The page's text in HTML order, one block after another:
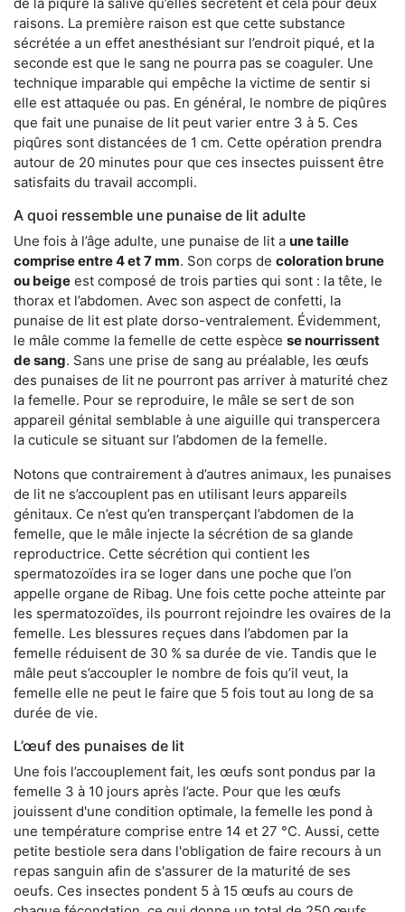
raisons. La première raison est que cette substance
sécrétée a un effet anesthésiant sur l’endroit piqué, et la
seconde est que le sang ne pourra pas se coaguler. Une
technique imparable qui empêche la victime de sentir si
elle est attaquée ou pas. En général, le nombre de piqûres
que fait une punaise de lit peut varier entre 3 à 5. Ces
piqûres sont distancées de 1 cm. Cette opération prendra
autour de 20 minutes pour que ces insectes puissent être
satisfaits du travail accompli.
A quoi ressemble une punaise de lit adulte
Une fois à l’âge adulte, une punaise de lit a une taille
comprise entre 4 et 7 mm. Son corps de coloration brune
ou beige est composé de trois parties qui sont : la tête, le
thorax et l’abdomen. Avec son aspect de confetti, la
punaise de lit est plate dorso-ventralement. Évidemment,
le mâle comme la femelle de cette espèce se nourrissent
de sang. Sans une prise de sang au préalable, les œufs
des punaises de lit ne pourront pas arriver à maturité chez
la femelle. Pour se reproduire, le mâle se sert de son
appareil génital semblable à une aiguille qui transpercera
la cuticule se situant sur l’abdomen de la femelle.
Notons que contrairement à d’autres animaux, les punaises
de lit ne s’accouplent pas en utilisant leurs appareils
génitaux. Ce n’est qu’en transperçant l’abdomen de la
femelle, que le mâle injecte la sécrétion de sa glande
reproductrice. Cette sécrétion qui contient les
spermatozoïdes ira se loger dans une poche que l’on
appelle organe de Ribag. Une fois cette poche atteinte par
les spermatozoïdes, ils pourront rejoindre les ovaires de la
femelle. Les blessures reçues dans l’abdomen par la
femelle réduisent de 30 % sa durée de vie. Tandis que le
mâle peut s’accoupler le nombre de fois qu’il veut, la
femelle elle ne peut le faire que 5 fois tout au long de sa
durée de vie.
L’œuf des punaises de lit
Une fois l’accouplement fait, les œufs sont pondus par la
femelle 3 à 10 jours après l’acte. Pour que les œufs
jouissent d'une condition optimale, la femelle les pond à
une température comprise entre 14 et 27 °C. Aussi, cette
petite bestiole sera dans l'obligation de faire recours à un
repas sanguin afin de s'assurer de la maturité de ses
oeufs. Ces insectes pondent 5 à 15 œufs au cours de